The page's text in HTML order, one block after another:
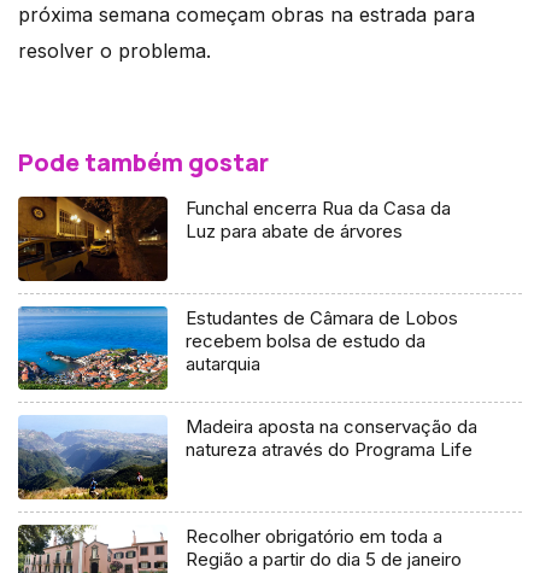
próxima semana começam obras na estrada para
resolver o problema.
Pode também gostar
Funchal encerra Rua da Casa da
Luz para abate de árvores
Estudantes de Câmara de Lobos
recebem bolsa de estudo da
autarquia
Madeira aposta na conservação da
natureza através do Programa Life
Recolher obrigatório em toda a
Região a partir do dia 5 de janeiro